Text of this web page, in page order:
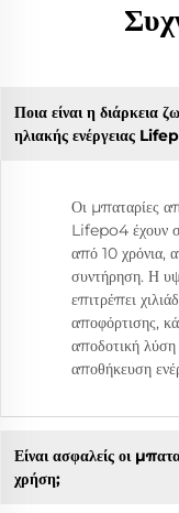
Ποια είναι η διάρκεια
ηλιακής ενέργειας
Οι μπαταρίες
Lifepo4 έχουν
από 10 χρόνια,
συντήρηση. Η
επιτρέπει
αποφόρτισης,
αποδοτική
αποθήκευση
Είναι ασφαλείς οι
χρήση;